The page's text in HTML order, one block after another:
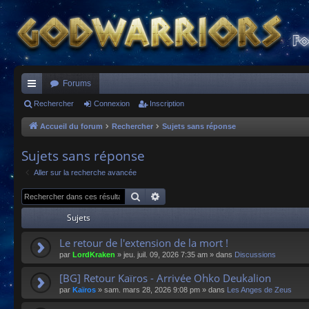
ac
co
s
Forums
Rechercher Connexion Inscription
Accueil du forum Rechercher Sujets sans réponse
Sujets sans réponse
Aller sur la recherche avancée
Rechercher
Sujets
Le retour de l'extension de la mort !
par LordKraken » jeu. juil. 09, 2026 7:35 am » dans Discussions
[BG] Retour Kaïros - Arrivée Ohko Deukalion
par Kaïros » sam. mars 28, 2026 9:08 pm » dans Les Anges de Zeus